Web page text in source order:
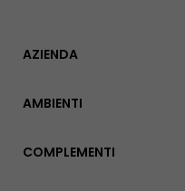
AZIENDA
AMBIENTI
COMPLEMENTI